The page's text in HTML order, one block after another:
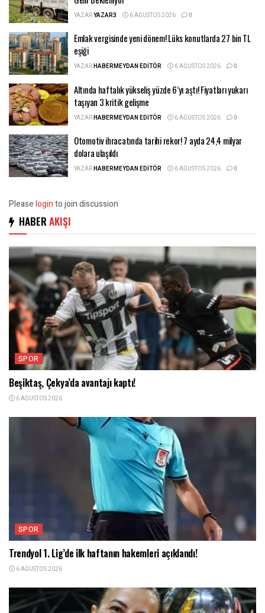
YAZARYAZAR3 6 AĞUSTOS 2026 0
Emlak vergisinde yeni dönem! Lüks konutlarda 27 bin TL
eşiği
YAZARHABERMEYDAN EDITÖR 6 AĞUSTOS 2026 0
Altında haftalık yükseliş yüzde 6’yı aştı! Fiyatları yukarı
taşıyan 3 kritik gelişme
YAZARHABERMEYDAN EDITÖR 6 AĞUSTOS 2026 0
Otomotiv ihracatında tarihi rekor! 7 ayda 24,4 milyar
dolara ulaşıldı
YAZARHABERMEYDAN EDITÖR 6 AĞUSTOS 2026 0
Pleaseloginto join discussion
HABER AKIŞI
SPOR
Beşiktaş, Çekya’da avantajı kaptı!
6 AĞUSTOS 2026
SPOR
Trendyol 1. Lig’de ilk haftanın hakemleri açıklandı!
6 AĞUSTOS 2026